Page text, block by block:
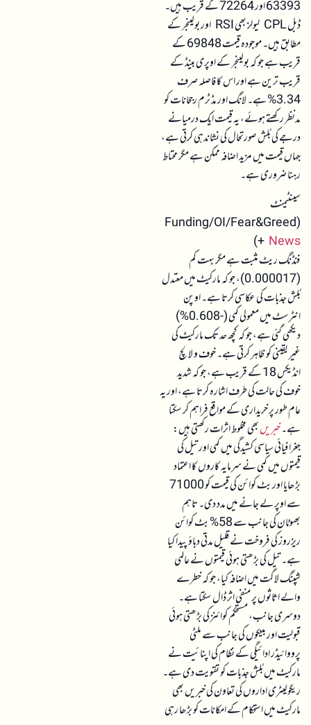
63393 اور 72264 کے قریب ہیں۔
ڈبل CPL لیولز بھی RSI اور بولینجر کے
مطابق ہیں۔ موجودہ قیمت 69848 کے
قریب ہے جو کہ بولینجر کے اوپری بینڈ کے
قریب ترین ہے اور اس کا فاصلہ صرف
3.34% ہے۔ لانگ اور مڈ ٹرم رجحانات کو
مدنظر رکھتے ہوئے، یہ قیمت ایک درمیانے
درجے کی بُلش صورتحال کی نشاندہی کرتی ہے،
جہاں قیمت میں مزید اضافہ ممکن ہے مگر محتاط
رہنا ضروری ہے۔
سینٹیمنٹ
(Funding/OI/Fear&Greed
+ News
)
فنڈنگ ریٹ مثبت ہے مگر بہت کم
(0.000017)، جو کہ مارکیٹ میں معتدل
بُلش جذبات کی عکاسی کرتا ہے۔ اوپن
انٹرسٹ میں معمولی کمی (-0.608%)
دیکھی گئی ہے، جو کہ کچھ حد تک مارکیٹ کی
غیر یقینی کو ظاہر کرتی ہے۔ خوف و لالچ
انڈیکس 18 کے قریب ہے، جو کہ شدید
خوف کی حالت کی طرف اشارہ کرتا ہے، اور یہ
عام طور پر خریداری کے مواقع فراہم کر سکتا
ہے۔خبریںبھی مخلوط اثرات رکھتی ہیں:
جغرافیائی سیاسی کشیدگی میں کمی اور تیل کی
قیمتوں میں کمی نے سرمایہ کاروں کا اعتماد
بڑھایا اور بٹ کوائن کی قیمت کو 71000
سے اوپر لے جانے میں مدد دی۔ تاہم
بھوٹان کی جانب سے 58% بٹ کوائن
ریزروز کی فروخت نے قلیل مدتی دباؤ پیدا کیا
ہے۔ تیل کی بڑھتی ہوئی قیمتوں نے عالمی
شپنگ لاگت میں اضافہ کیا، جو کہ خطرے
والے اثاثوں پر منفی اثر ڈال سکتا ہے۔
دوسری جانب، مستحکم کوائنز کی بڑھتی ہوئی
قبولیت اور بینکوں کی جانب سے ملٹی
پرووائیڈر ادائیگی کے نظام کی اپنائیت نے
مارکیٹ میں بُلش جذبات کو تقویت دی ہے۔
ریگولیٹری اداروں کی تعاون کی خبریں بھی
مارکیٹ میں استحکام کے امکانات کو بڑھا رہی